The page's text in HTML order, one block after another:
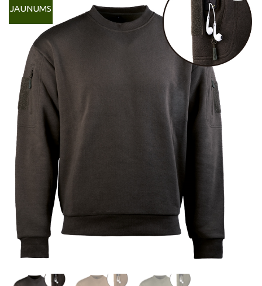
JAUNUMS
Pievienot
vēlmju
sarakstam